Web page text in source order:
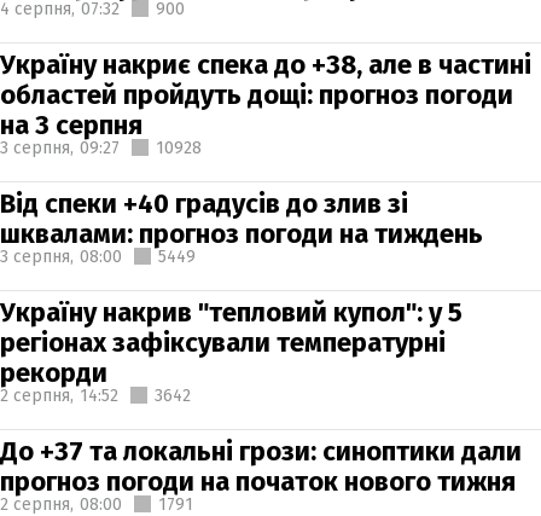
4 серпня, 07:32 900
Україну накриє спека до +38, але в частині
областей пройдуть дощі: прогноз погоди
на 3 серпня
3 серпня, 09:27 10928
Від спеки +40 градусів до злив зі
шквалами: прогноз погоди на тиждень
3 серпня, 08:00 5449
Україну накрив "тепловий купол": у 5
регіонах зафіксували температурні
рекорди
2 серпня, 14:52 3642
До +37 та локальні грози: синоптики дали
прогноз погоди на початок нового тижня
2 серпня, 08:00 1791